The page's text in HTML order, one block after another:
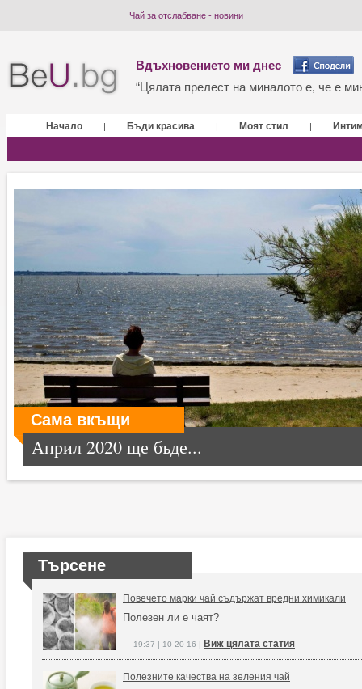
Чай за отслабване - новини
Вдъхновението ми днес
“Цялата прелест на миналото е, че е
Начало | Бъди красива | Моят стил |
Сама вкъщи
Април 2020 ще бъде...
Търсене
Повечето марки чай съдържат вредни химикали
Полезен ли е чаят?
19:37 | 10-20-16 | Виж цялата статия
Полезните качества на зеления чай